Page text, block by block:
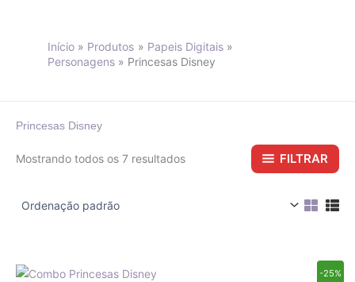
Início Produtos
Papeis Digitais
Personagens
Princesas Disney
Princesas Disney
Mostrando todos os 7 resultados FILTRAR
-25%
O
O